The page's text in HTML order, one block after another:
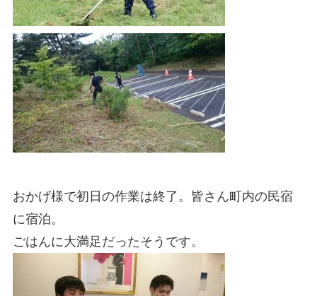
おかげ様で初日の作業は終了。皆さん町内の民宿
に宿泊。
ごはんに大満足だったそうです。